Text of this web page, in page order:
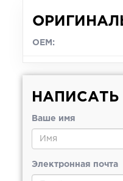
OEM:
Ваше имя
Электронная почта